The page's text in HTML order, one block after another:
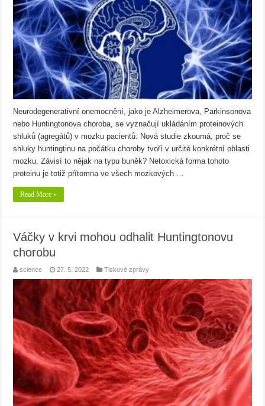
Neurodegenerativní onemocnění, jako je Alzheimerova, Parkinsonova
nebo Huntingtonova choroba, se vyznačují ukládáním proteinových
shluků (agregátů) v mozku pacientů. Nová studie zkoumá, proč se
shluky huntingtinu na počátku choroby tvoří v určité konkrétní oblasti
mozku. Závisí to nějak na typu buněk? Netoxická forma tohoto
proteinu je totiž přítomna ve všech mozkových …
Read More »
Váčky v krvi mohou odhalit Huntingtonovu
chorobu
science 27. 5. 2022 Tiskové zprávy